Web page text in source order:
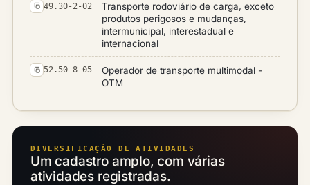
49.30-2-02
Transporte rodoviário de carga, exceto
produtos perigosos e mudanças,
intermunicipal, interestadual e
internacional
52.50-8-05
Operador de transporte multimodal -
OTM
DIVERSIFICAÇÃO DE ATIVIDADES
Um cadastro amplo, com várias
atividades registradas.